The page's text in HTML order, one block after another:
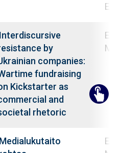
Interdiscursive
by
companies:
fundraising
Kickstarter as
and
rhetoric
Medialukutaito